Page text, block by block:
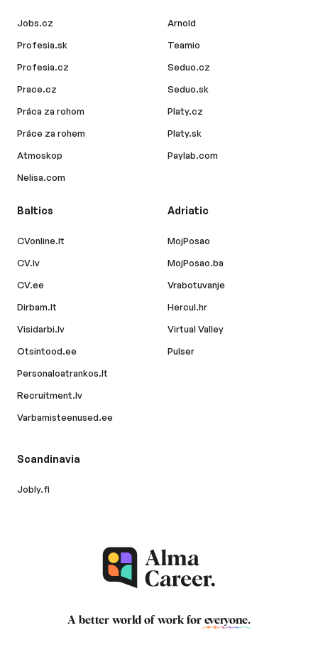
Jobs.cz
Profesia.sk
Profesia.cz
Prace.cz
Práca za rohom
Práce za rohem
Atmoskop
Nelisa.com
Arnold
Teamio
Seduo.cz
Seduo.sk
Platy.cz
Platy.sk
Paylab.com
Baltics
CVonline.lt
CV.lv
CV.ee
Dirbam.lt
Visidarbi.lv
Otsintood.ee
Personaloatrankos.lt
Recruitment.lv
Varbamisteenused.ee
Adriatic
MojPosao
MojPosao.ba
Vrabotuvanje
Hercul.hr
Virtual Valley
Pulser
Scandinavia
Jobly.fi
A better world of work for everyone.